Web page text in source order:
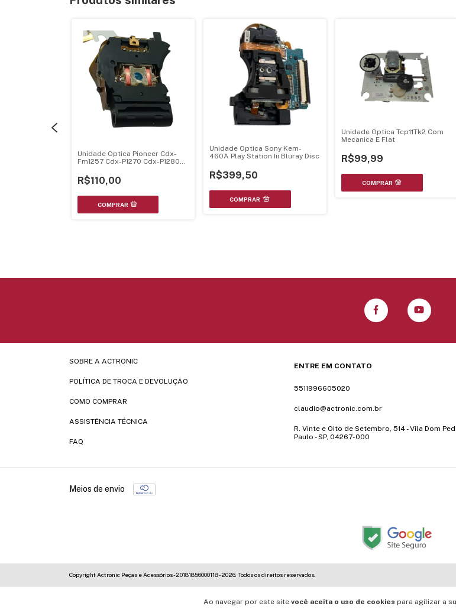
Ao navegar por este site você aceita o uso de cookies para agilizar a
Unidade Optica Pioneer Cdx-
Fm1257 Cdx-P1270 Cdx-P1280
P7000R Cxx1285
R$110,00
Unidade Optica Sony Kem-
460A Play Station Iii Bluray Disc
R$399,50
Unidade Optica Tcp11Tk2 Com
Mecanica E Flat
R$99,99
SOBRE A ACTRONIC
POLÍTICA DE TROCA E DEVOLUÇÃO
COMO COMPRAR
ASSISTÊNCIA TÉCNICA
FAQ
ENTRE EM CONTATO
5511996605020
claudio@actronic.com.br
R. Vinte e Oito de Setembro, 514 - Vila Dom
Paulo - SP, 04267-000
Meios de envio
Copyright Actronic Peças e Acessórios - 20181856000118 - 2026. Todos os direitos reservados.